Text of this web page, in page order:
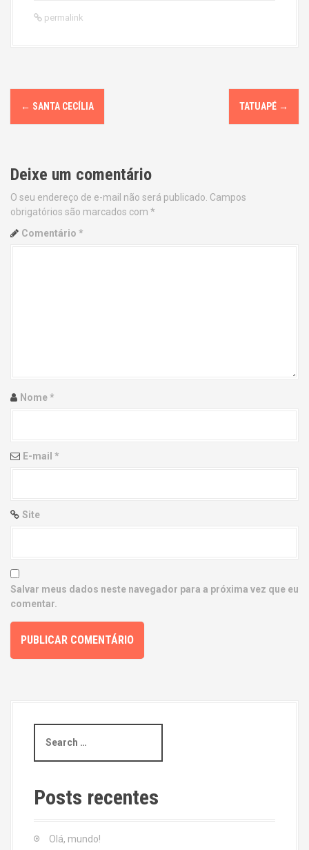
permalink
P
o
t
n
a
i
n
← SANTA CECÍLIA TATUAPÉ →
Deixe um comentário
O seu endereço de e-mail não será publicado. Campos
obrigatórios são marcados com *
Comentário *
Nome*
E-mail *
Site
Salvar meus dados neste navegador para a próxima vez que eu
comentar.
a
c
h
Posts recentes
Olá, mundo!